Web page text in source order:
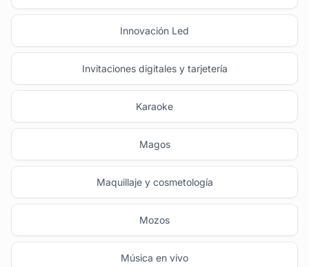
Innovación Led
Invitaciones digitales y tarjetería
Karaoke
Magos
Maquillaje y cosmetología
Mozos
Música en vivo